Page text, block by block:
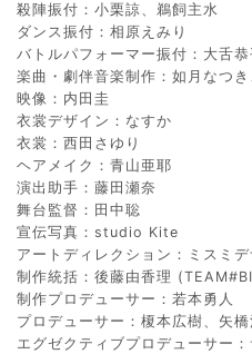
殺陣振付：小栗諒、鵜飼主水
ダンス振付：相原えみり
バトルパフォーマー振付：大舌恭
楽曲・劇伴音楽制作：如月なつ
映像：内田圭
衣裳デザイン：なすか
衣裳：西田さゆり
ヘアメイク：青山亜耶
演出助手：藤田瀬奈
舞台監督：田中聡
宣伝写真：studio Kite
アートディレクション：ミスミデ
制作統括：後藤由香理
制作プロデューサー：若本勇人
プロデューサー：榎本広樹、矢橋
エグゼクティブプロデューサー